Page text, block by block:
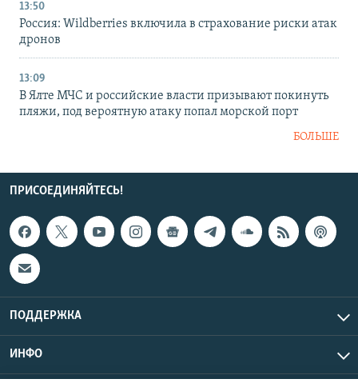
13:50
Россия: Wildberries включила в страхование риски атак
дронов
13:09
В Ялте МЧС и российские власти призывают покинуть
пляжи, под вероятную атаку попал морской порт
БОЛЬШЕ
ПРИСОЕДИНЯЙТЕСЬ!
ПОДДЕРЖКА
ИНФО